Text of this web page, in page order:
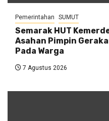
Pemerintahan SUMUT
Semarak HUT
Asahan Pimpin
Pada Warga
7 Agustus 2026